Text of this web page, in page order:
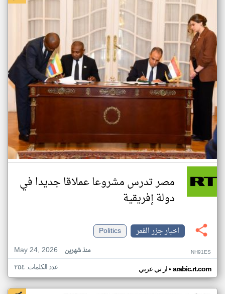
مصر تدرس مشروعا عملاقا جديدا في
دولة إفريقية
اخبار جزر القمر
Politics
May 24, 2026
منذ شهرين NH91ES
ار تي عربي• arabic.rt.com عدد الكلمات: ٢٥٤